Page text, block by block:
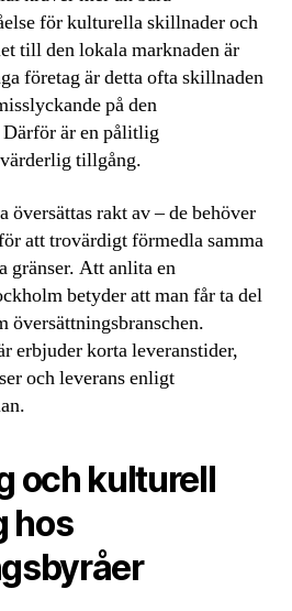
för kulturella skillnader och
till den lokala marknaden är
företag är detta ofta skillnaden
på den
är en pålitlig
tillgång.
översättas rakt av – de behöver
att trovärdigt förmedla samma
gränser. Att anlita en
betyder att man får ta del
översättningsbranschen.
erbjuder korta leveranstider,
och leverans enligt
och kulturell
hos